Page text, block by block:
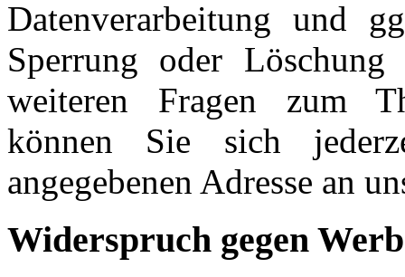
Datenverarbeitung und
Sperrung oder
weiteren Fragen zum
können Sie sich
angegebenen Adresse an
Widerspruch gegen